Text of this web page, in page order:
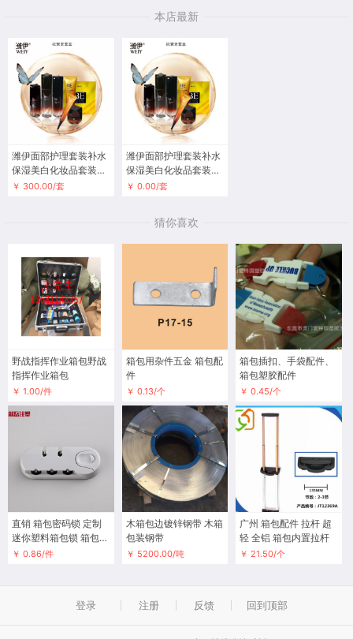
本店最新
潍伊面部护理套装补水
保湿美白化妆品套装微
商爆款
￥ 300.00/套
潍伊面部护理套装补水
保湿美白化妆品套装微
商爆款一件代发
￥ 0.00/套
猜你喜欢
野战指挥作业箱包野战
指挥作业箱包
￥ 1.00/件
箱包用杂件五金 箱包配
件
￥ 0.13/个
箱包插扣、手袋配件、
箱包塑胶配件
￥ 0.45/个
直销 箱包密码锁 定制
迷你塑料箱包锁 箱包锁
定制加工
￥ 0.86/件
木箱包边镀锌钢带 木箱
包装钢带
￥ 5200.00/吨
广州 箱包配件 拉杆 超
轻 全铝 箱包内置拉杆
￥ 21.50/个
登录 注册 反馈 回到顶部